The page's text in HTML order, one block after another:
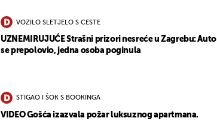
VOZILO SLETJELO S CESTE
UZNEMIRUJUĆE Strašni prizori nesreće u Zagrebu: Auto
se prepolovio, jedna osoba poginula
STIGAO I ŠOK S BOOKINGA
VIDEO Gošća izazvala požar luksuznog apartmana.